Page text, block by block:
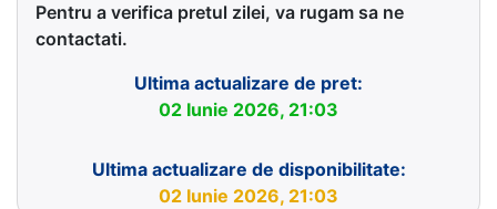
Pentru a verifica pretul zilei, va rugam sa ne
contactati.
Ultima actualizare de pret:
02 Iunie 2026, 21:03
Ultima actualizare de disponibilitate:
02 Iunie 2026, 21:03